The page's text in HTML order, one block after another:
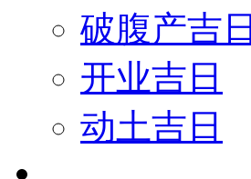
破腹产吉日
开业吉日
动土吉日